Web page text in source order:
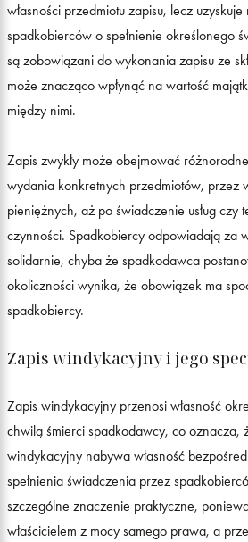
własności przedmiotu zapisu, lecz
spadkobierców o spełnienie określonego
są zobowiązani do wykonania zapisu ze
może znacząco wpłynąć na wartość
między nimi.
Zapis zwykły może obejmować
wydania konkretnych przedmiotów, przez
pieniężnych, aż po świadczenie usług czy
czynności. Spadkobiercy odpowiadają za
solidarnie, chyba że spadkodawca
okoliczności wynika, że obowiązek ma
spadkobiercy.
Zapis windykacyjny i jego
Zapis windykacyjny przenosi własność
chwilą śmierci spadkodawcy, co oznacza,
windykacyjny nabywa własność
spełnienia świadczenia przez
szczególne znaczenie praktyczne,
właścicielem z mocy samego prawa, a